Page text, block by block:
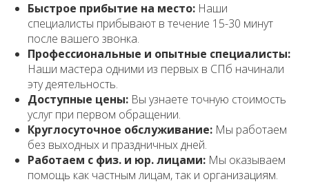
Быстрое прибытие на место: Наши
специалисты прибывают в течение 15-30 минут
после вашего звонка.
Профессиональные и опытные специалисты:
Наши мастера одними из первых в СПб начинали
эту деятельность.
Доступные цены: Вы узнаете точную стоимость
услуг при первом обращении.
Круглосуточное обслуживание: Мы работаем
без выходных и праздничных дней.
Работаем с физ. и юр. лицами: Мы оказываем
помощь как частным лицам, так и организациям.